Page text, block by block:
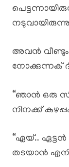
അവൻ
നോക്കുന്നക്
“ഞാൻ ഒരു സി
നിനക്ക്
“ഏയ്.. ഏട്ടൻ
തടയാൻ